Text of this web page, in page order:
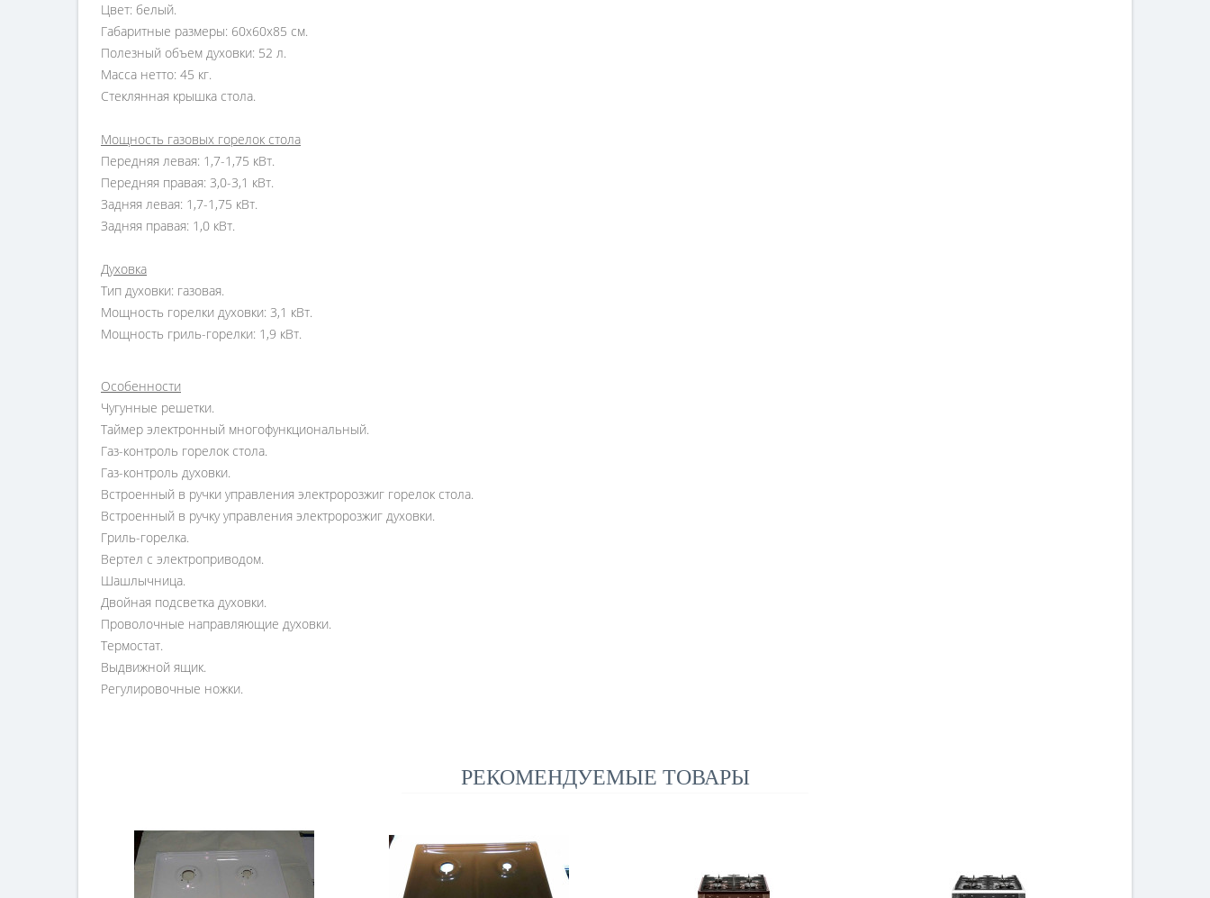
Цвет: белый.
Габаритные размеры: 60х60х85 см.
Полезный объем духовки: 52 л.
Масса нетто: 45 кг.
Стеклянная крышка стола.
Мощность газовых горелок стола
Передняя левая: 1,7-1,75 кВт.
Передняя правая: 3,0-3,1 кВт.
Задняя левая: 1,7-1,75 кВт.
Задняя правая: 1,0 кВт.
Духовка
Тип духовки: газовая.
Мощность горелки духовки: 3,1 кВт.
Мощность гриль-горелки: 1,9 кВт.
Особенности
Чугунные решетки.
Таймер электронный многофункциональный.
Газ-контроль горелок стола.
Газ-контроль духовки.
Встроенный в ручки управления электророзжиг горелок стола.
Встроенный в ручку управления электророзжиг духовки.
Гриль-горелка.
Вертел с электроприводом.
Шашлычница.
Двойная подсветка духовки.
Проволочные направляющие духовки.
Термостат.
Выдвижной ящик.
Регулировочные ножки.
РЕКОМЕНДУЕМЫЕ ТОВАРЫ